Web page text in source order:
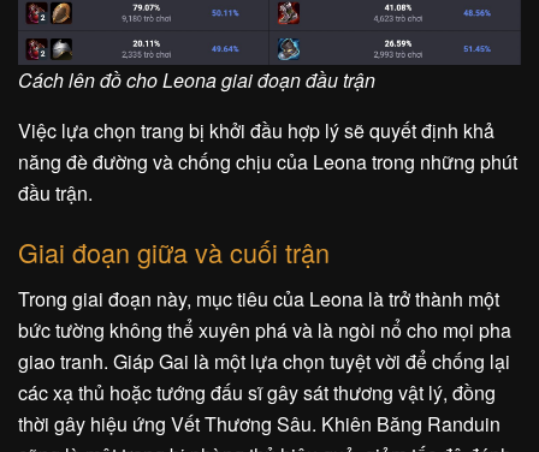
Cách lên đồ cho Leona giai đoạn đầu trận
Việc lựa chọn trang bị khởi đầu hợp lý sẽ quyết định khả
năng đè đường và chống chịu của Leona trong những phút
đầu trận.
Giai đoạn giữa và cuối trận
Trong giai đoạn này, mục tiêu của Leona là trở thành một
bức tường không thể xuyên phá và là ngòi nổ cho mọi pha
giao tranh. Giáp Gai là một lựa chọn tuyệt vời để chống lại
các xạ thủ hoặc tướng đấu sĩ gây sát thương vật lý, đồng
thời gây hiệu ứng Vết Thương Sâu. Khiên Băng Randuin